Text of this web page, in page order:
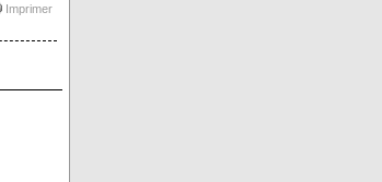
Imprimer